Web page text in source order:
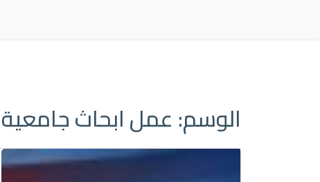
الوسم: عمل ابحاث جامعية